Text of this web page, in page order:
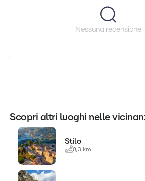
Nessuna recensione
Scopri altri luoghi nelle
Stilo
0,3 km